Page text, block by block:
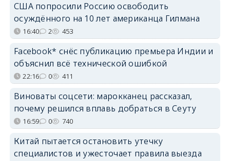
США попросили Россию освободить
осуждённого на 10 лет американца Гилмана
16:40 2 453
Facebook* снёс публикацию премьера Индии и
объяснил всё технической ошибкой
22:16 0 411
Виноваты соцсети: марокканец рассказал,
почему решился вплавь добраться в Сеуту
16:59 0 740
Китай пытается остановить утечку
специалистов и ужесточает правила выезда